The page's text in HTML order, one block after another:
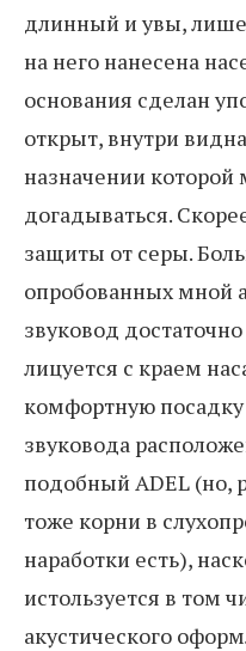
длинный и увы,
на него нанесена
основания сделан
открыт, внутри
назначении которой
догадываться.
защиты от серы.
опробованных мной
звуковод
лицуется с краем
комфортную
звуковода
подобный ADEL (но,
тоже корни в
наработки есть),
истользуется в том
акустического